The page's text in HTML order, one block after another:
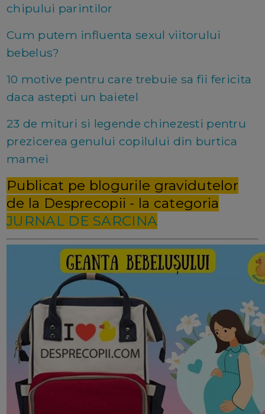
chipului parintilor
Cum putem influenta sexul viitorului
bebelus?
10 motive pentru care trebuie sa fii fericita
daca astepti un baietel
23 de mituri si legende chinezesti pentru
prezicerea genului copilului din burtica
mamei
Publicat pe blogurile gravidutelor
de la Desprecopii - la categoria
JURNAL DE SARCINA